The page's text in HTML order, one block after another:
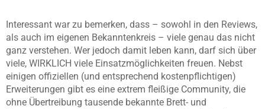
Interessant war zu bemerken, dass – sowohl in den Reviews,
als auch im eigenen Bekanntenkreis – viele genau das nicht
ganz verstehen. Wer jedoch damit leben kann, darf sich über
viele, WIRKLICH viele Einsatzmöglichkeiten freuen. Nebst
einigen offiziellen (und entsprechend kostenpflichtigen)
Erweiterungen gibt es eine extrem fleißige Community, die
ohne Übertreibung tausende bekannte Brett- und